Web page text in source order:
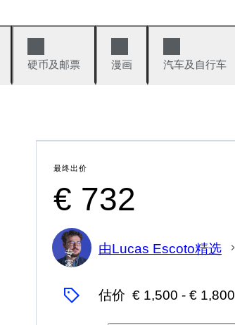
硬币及邮票 漫画 汽车及自行车
最终出价
€ 732
专
家
由Lucas Escoto精选
估价 € 1,500 - € 1,800